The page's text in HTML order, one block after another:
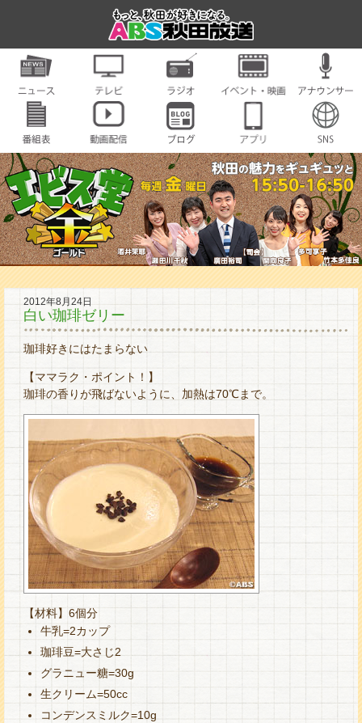
2012年8月24日
白い珈琲ゼリー
珈琲好きにはたまらない
【ママラク・ポイント！】
珈琲の香りが飛ばないように、加熱は70℃まで。
【材料】6個分
牛乳=2カップ
珈琲豆=大さじ2
グラニュー糖=30g
生クリーム=50cc
コンデンスミルク=10g